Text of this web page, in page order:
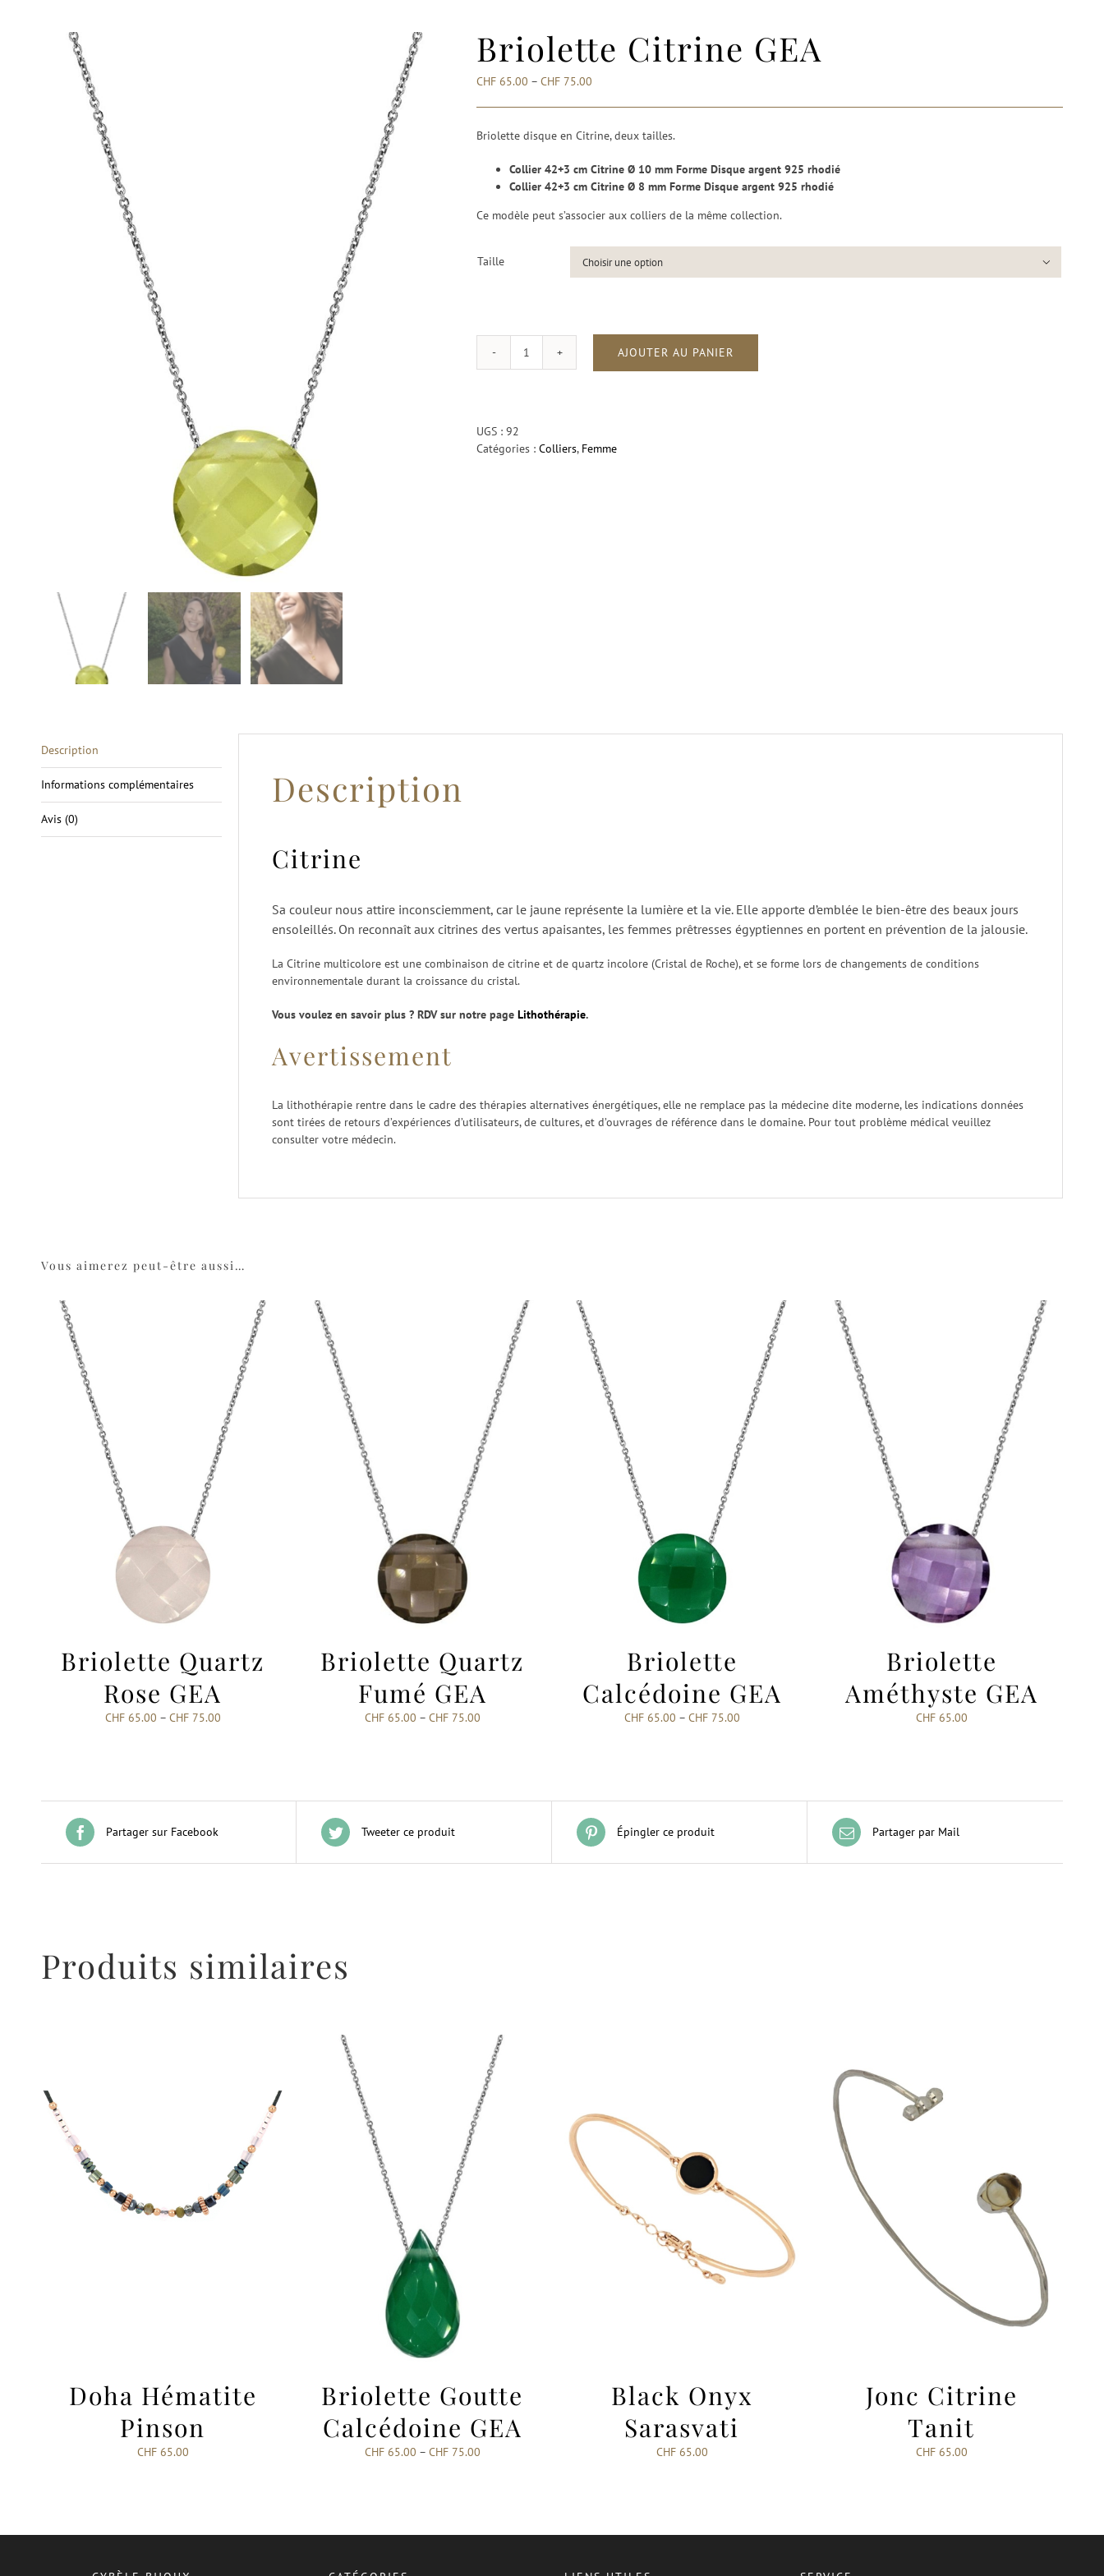
Briolette Citrine GEA
CHF 65.00 – CHF 75.00
Briolette disque en Citrine, deux tailles.
Collier 42+3 cm Citrine Ø 10 mm Forme Disque argent 925 rhodié
Collier 42+3 cm Citrine Ø 8 mm Forme Disque argent 925 rhodié
Ce modèle peut s’associer aux colliers de la même collection.
Taille 
quantité
AJOUTER AU PANIER
UGS : 92
Catégories : Colliers, Femme
Description
Informations complémentaires
Avis (0)
Description
Citrine
Sa couleur nous attire inconsciemment, car le jaune représente la lumière et la vie. Elle apporte d’emblée le bien-être des beaux jours
ensoleillés. On reconnaît aux citrines des vertus apaisantes, les femmes prêtresses égyptiennes en portent en prévention de la jalousie.
La Citrine multicolore est une combinaison de citrine et de quartz incolore (Cristal de Roche), et se forme lors de changements de conditions
environnementale durant la croissance du cristal.
Vous voulez en savoir plus ? RDV sur notre page Lithothérapie.
Avertissement
La lithothérapie rentre dans le cadre des thérapies alternatives énergétiques, elle ne remplace pas la médecine dite moderne, les indications données
sont tirées de retours d’expériences d’utilisateurs, de cultures, et d’ouvrages de référence dans le domaine. Pour tout problème médical veuillez
consulter votre médecin.
Vous aimerez peut-être aussi…
Briolette Quartz
Rose GEA
CHF65.00 – CHF75.00
Briolette Quartz
Fumé GEA
CHF65.00 – CHF75.00
Briolette
Calcédoine GEA
CHF65.00 – CHF75.00
Briolette
Améthyste GEA
CHF65.00
Partager sur Facebook Tweeter ce produit Épingler ce produit Partager par Mail
Produits similaires
Doha Hématite
Pinson
CHF65.00
Briolette Goutte
Calcédoine GEA
CHF65.00 – CHF75.00
Black Onyx
Sarasvati
CHF65.00
Jonc Citrine
Tanit
CHF65.00